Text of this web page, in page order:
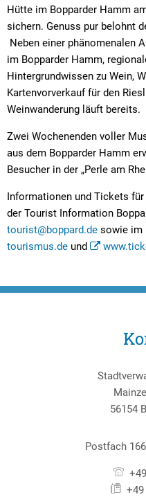
Hütte im Bopparder Hamm
sichern. Genuss pur belohnt
Neben einer phänomenalen
im Bopparder Hamm,
Hintergrundwissen zu Wein,
Kartenvorverkauf für den
Weinwanderung läuft bereits.
Zwei Wochenenden voller
aus dem Bopparder Hamm
Besucher in der „Perle am
Informationen und Tickets
der Tourist Information
tourist@boppard.de sowie im
tourismus.de und
56154
Postfach
+49